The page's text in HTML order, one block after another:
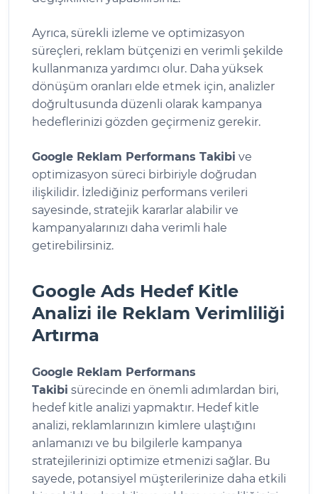
Ayrıca, sürekli izleme ve optimizasyon
süreçleri, reklam bütçenizi en verimli şekilde
kullanmanıza yardımcı olur. Daha yüksek
dönüşüm oranları elde etmek için, analizler
doğrultusunda düzenli olarak kampanya
hedeflerinizi gözden geçirmeniz gerekir.
Google Reklam Performans Takibi ve
optimizasyon süreci birbiriyle doğrudan
ilişkilidir. İzlediğiniz performans verileri
sayesinde, stratejik kararlar alabilir ve
kampanyalarınızı daha verimli hale
getirebilirsiniz.
Google Ads Hedef Kitle
Analizi ile Reklam Verimliliği
Artırma
Google Reklam Performans
Takibi sürecinde en önemli adımlardan biri,
hedef kitle analizi yapmaktır. Hedef kitle
analizi, reklamlarınızın kimlere ulaştığını
anlamanızı ve bu bilgilerle kampanya
stratejilerinizi optimize etmenizi sağlar. Bu
sayede, potansiyel müşterilerinize daha etkili